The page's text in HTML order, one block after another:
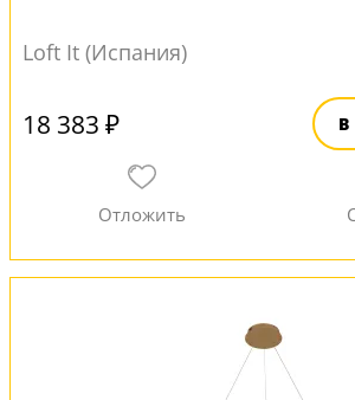
Loft It (Испания)
18 383 ₽